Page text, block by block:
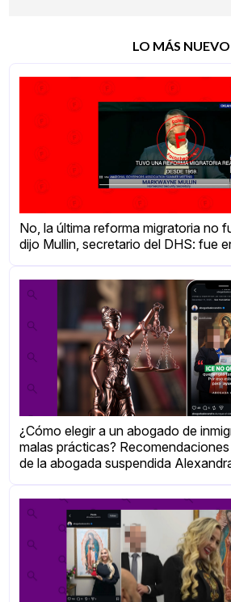
LO MÁS NUEVO
No, la última reforma migratoria no
dijo Mullin, secretario del DHS: fue
¿Cómo elegir a un abogado de
malas prácticas?
de la abogada suspendida